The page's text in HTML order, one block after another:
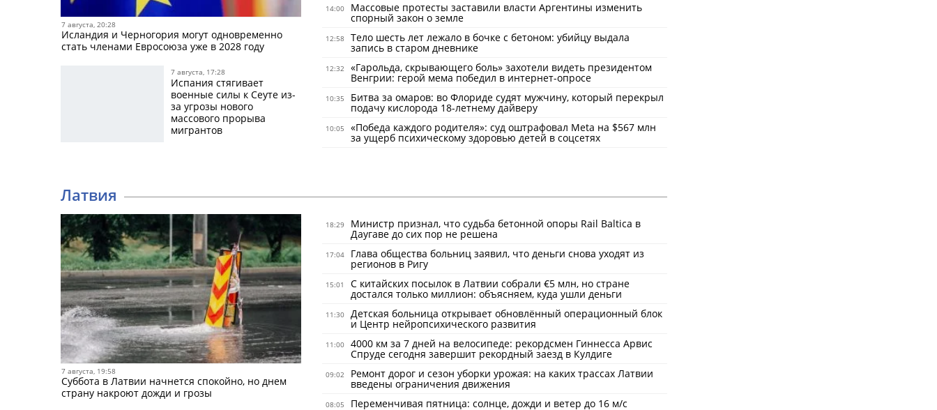
7 августа, 20:28
Исландия и Черногория могут одновременно
стать членами Евросоюза уже в 2028 году
7 августа, 17:28
Испания стягивает
военные силы к Сеуте из-
за угрозы нового
массового прорыва
мигрантов
14:00 Массовые протесты заставили власти Аргентины изменить
спорный закон о земле
12:58 Тело шесть лет лежало в бочке с бетоном: убийцу выдала
запись в старом дневнике
12:32 «Гарольда, скрывающего боль» захотели видеть президентом
Венгрии: герой мема победил в интернет-опросе
10:35 Битва за омаров: во Флориде судят мужчину, который перекрыл
подачу кислорода 18-летнему дайверу
10:05 «Победа каждого родителя»: суд оштрафовал Meta на $567 млн
за ущерб психическому здоровью детей в соцсетях
Латвия
7 августа, 19:58
Суббота в Латвии начнется спокойно, но днем
страну накроют дожди и грозы
18:29 Министр признал, что судьба бетонной опоры Rail Baltica в
Даугаве до сих пор не решена
17:04 Глава общества больниц заявил, что деньги снова уходят из
регионов в Ригу
15:01 С китайских посылок в Латвии собрали €5 млн, но стране
достался только миллион: объясняем, куда ушли деньги
11:30 Детская больница открывает обновлённый операционный блок
и Центр нейропсихического развития
11:00 4000 км за 7 дней на велосипеде: рекордсмен Гиннесса Арвис
Спруде сегодня завершит рекордный заезд в Кулдиге
09:02 Ремонт дорог и сезон уборки урожая: на каких трассах Латвии
введены ограничения движения
08:05 Переменчивая пятница: солнце, дожди и ветер до 16 м/с